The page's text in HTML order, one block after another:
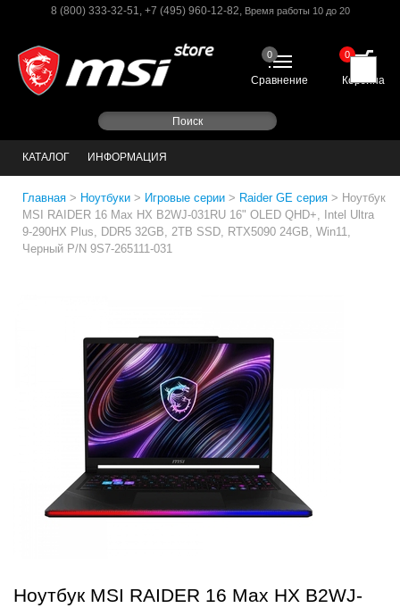
8 (800) 333-32-51, +7 (495) 960-12-82, Время работы 10 до 20
0
Корзина
0
Сравнение
КАТАЛОГ ИНФОРМАЦИЯ
Главная > Ноутбуки > Игровые серии > Raider GE серия > Ноутбук
MSI RAIDER 16 Max HX B2WJ-031RU 16" OLED QHD+, Intel Ultra
9-290HX Plus, DDR5 32GB, 2TB SSD, RTX5090 24GB, Win11,
Черный P/N 9S7-265111-031
Ноутбук MSI RAIDER 16 Max HX B2WJ-